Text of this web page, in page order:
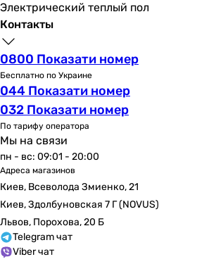
Электрический теплый пол
Контакты
0800 Показати номер
Бесплатно по Украине
044 Показати номер
032 Показати номер
По тарифу оператора
Мы на связи
пн - вс: 09:01 - 20:00
Адреса магазинов
Киев, Всеволода Змиенко, 21
Киев, Здолбуновская 7 Г (NOVUS)
Львов, Порохова, 20 Б
Telegram чат
Viber чат